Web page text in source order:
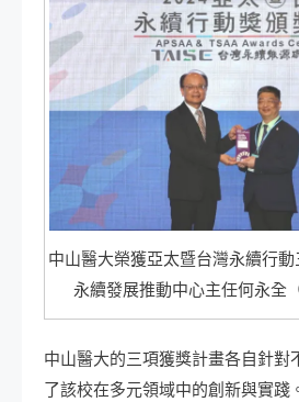
中山醫大榮獲亞太暨台灣永續行
永續發展推動中心主任何永全
中山醫大的三項獲獎計畫各自針對
了該校在多元領域中的創新與實踐